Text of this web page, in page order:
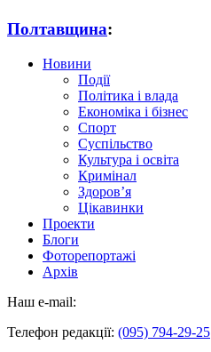
Полтавщина:
Новини
Події
Політика і влада
Економіка і бізнес
Спорт
Суспільство
Культура і освіта
Кримінал
Здоров’я
Цікавинки
Проекти
Блоги
Фоторепортажі
Архів
Наш e-mail:
Телефон редакції: (095) 794-29-25